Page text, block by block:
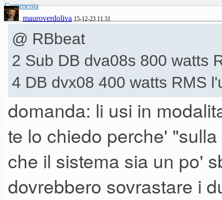
Commenta
mauroverdoliva 15-12-23 11.31
@ RBbeat
2 Sub DB dva08s 800 watts
4 DB dvx08 400 watts RMS
domanda: li usi in
te lo chiedo perche'
che il sistema sia un po'
dovrebbero sovrastare i